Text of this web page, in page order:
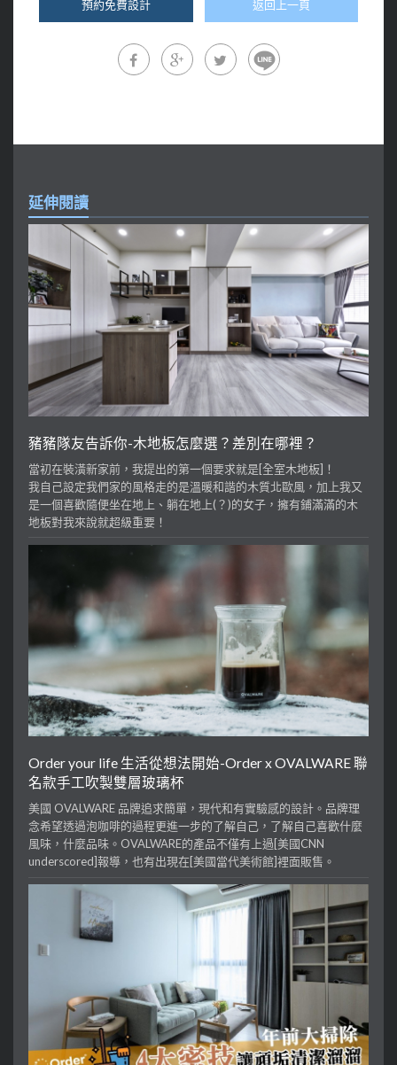
預約免費設計 返回上一頁
延伸閱讀
豬豬隊友告訴你-木地板怎麼選？差別在哪裡？
當初在裝潢新家前，我提出的第一個要求就是[全室木地板]！
我自己設定我們家的風格走的是溫暖和諧的木質北歐風，加上我又
是一個喜歡隨便坐在地上、躺在地上(？)的女子，擁有鋪滿滿的木
地板對我來說就超級重要！
Order your life 生活從想法開始-Order x OVALWARE 聯
名款手工吹製雙層玻璃杯
美國 OVALWARE 品牌追求簡單，現代和有實驗感的設計。品牌理
念希望透過泡咖啡的過程更進一步的了解自己，了解自己喜歡什麼
風味，什麼品味。OVALWARE的產品不僅有上過[美國CNN
underscored]報導，也有出現在[美國當代美術館]裡面販售。